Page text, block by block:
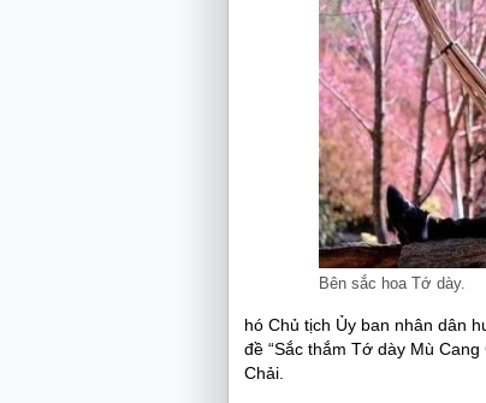
Bên sắc hoa Tớ dày.
hó Chủ tịch Ủy ban nhân dân
đề “Sắc thắm Tớ dày Mù
Chải.